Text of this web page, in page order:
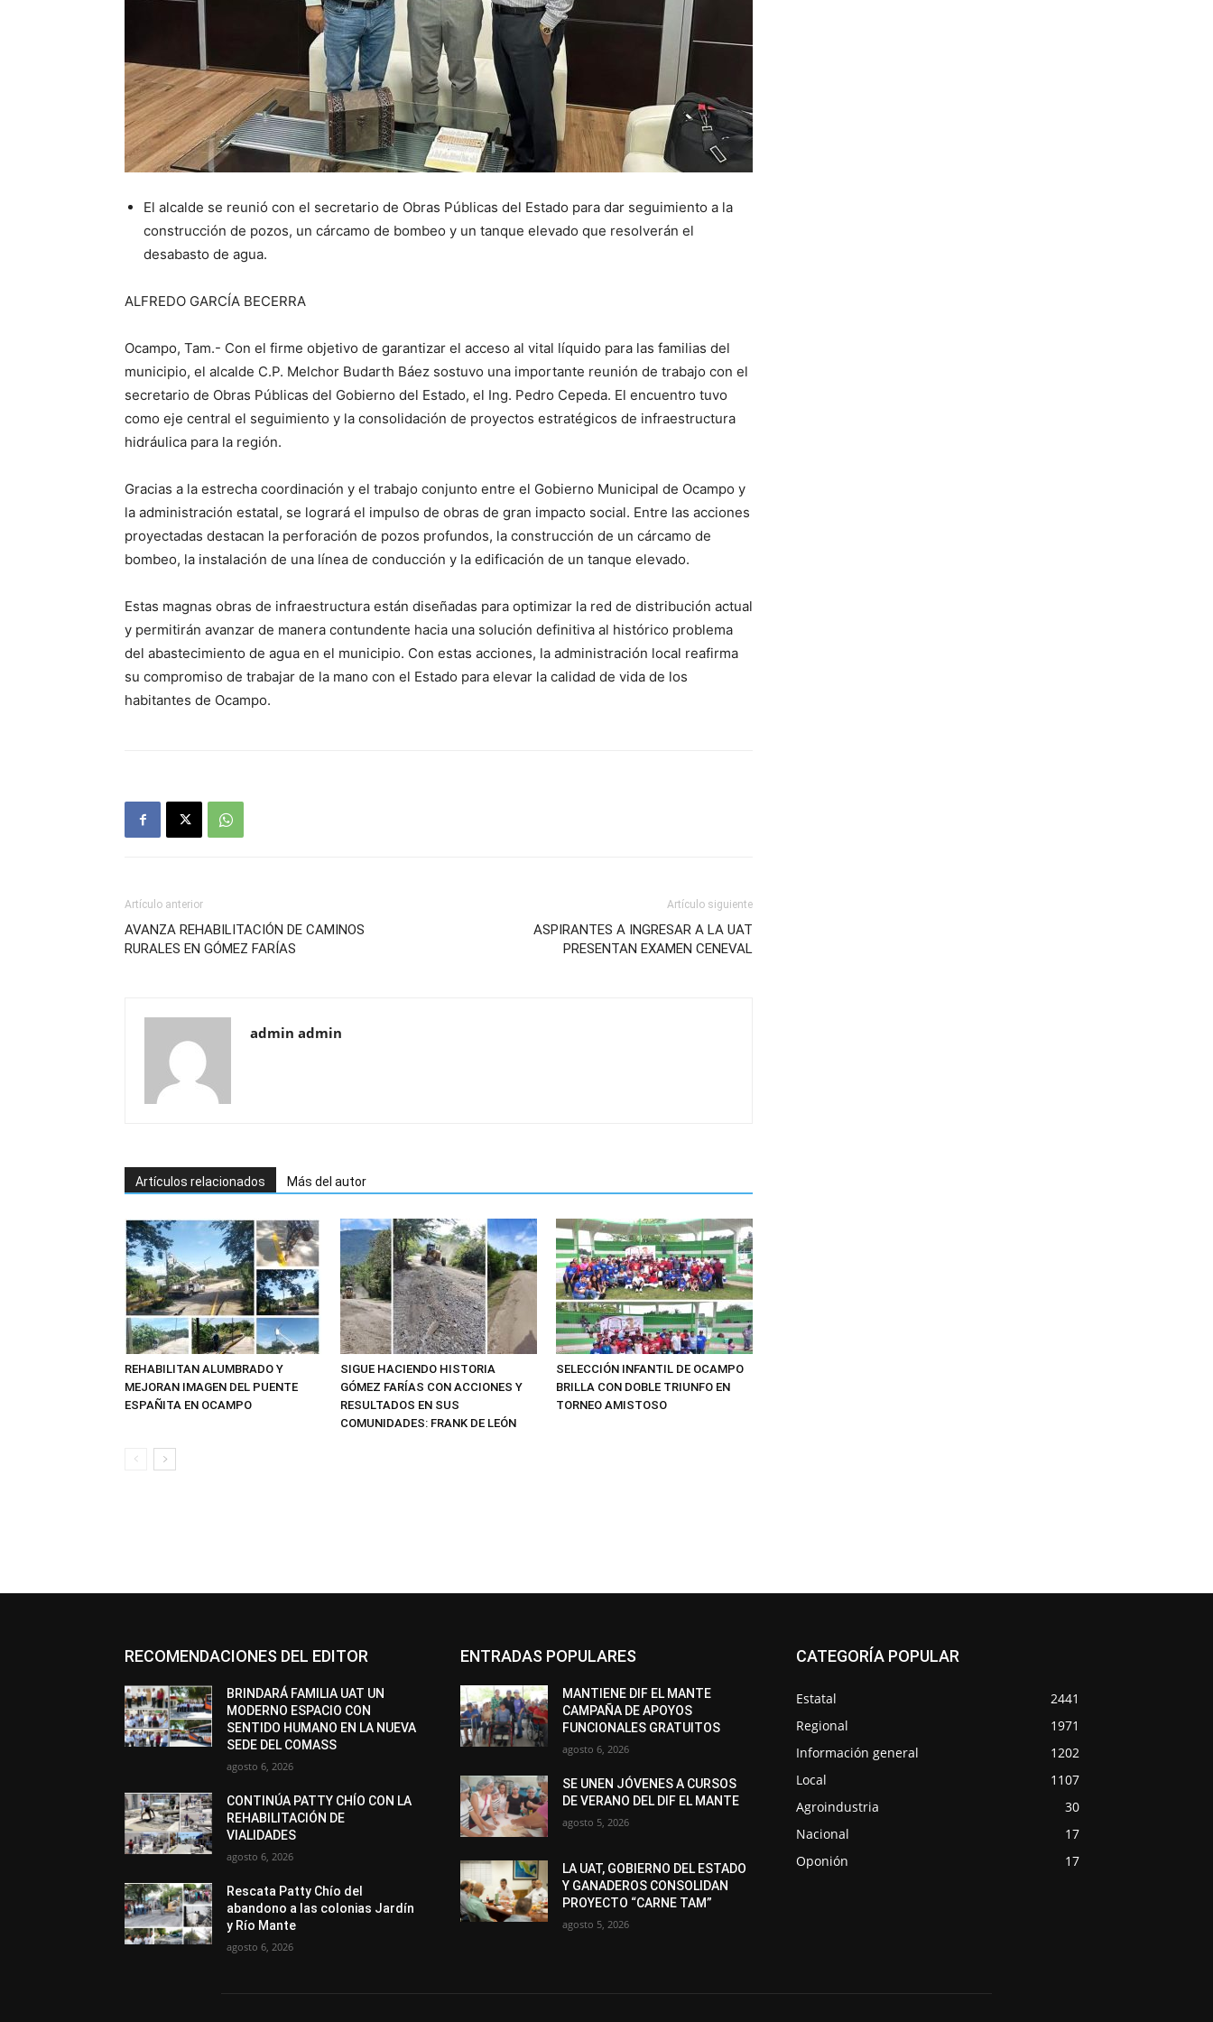
El alcalde se reunió con el secretario de Obras Públicas del Estado para dar seguimiento a la
construcción de pozos, un cárcamo de bombeo y un tanque elevado que resolverán el
desabasto de agua.
ALFREDO GARCÍA BECERRA
Ocampo, Tam.- Con el firme objetivo de garantizar el acceso al vital líquido para las familias del
municipio, el alcalde C.P. Melchor Budarth Báez sostuvo una importante reunión de trabajo con el
secretario de Obras Públicas del Gobierno del Estado, el Ing. Pedro Cepeda. El encuentro tuvo
como eje central el seguimiento y la consolidación de proyectos estratégicos de infraestructura
hidráulica para la región.
Gracias a la estrecha coordinación y el trabajo conjunto entre el Gobierno Municipal de Ocampo y
la administración estatal, se logrará el impulso de obras de gran impacto social. Entre las acciones
proyectadas destacan la perforación de pozos profundos, la construcción de un cárcamo de
bombeo, la instalación de una línea de conducción y la edificación de un tanque elevado.
Estas magnas obras de infraestructura están diseñadas para optimizar la red de distribución actual
y permitirán avanzar de manera contundente hacia una solución definitiva al histórico problema
del abastecimiento de agua en el municipio. Con estas acciones, la administración local reafirma
su compromiso de trabajar de la mano con el Estado para elevar la calidad de vida de los
habitantes de Ocampo.
Artículo anterior
AVANZA REHABILITACIÓN DE CAMINOS
RURALES EN GÓMEZ FARÍAS
Artículo siguiente
ASPIRANTES A INGRESAR A LA UAT
PRESENTAN EXAMEN CENEVAL
admin admin
Artículos relacionados Más del autor
REHABILITAN ALUMBRADO Y
MEJORAN IMAGEN DEL PUENTE
ESPAÑITA EN OCAMPO
SIGUE HACIENDO HISTORIA
GÓMEZ FARÍAS CON ACCIONES Y
RESULTADOS EN SUS
COMUNIDADES: FRANK DE LEÓN
SELECCIÓN INFANTIL DE OCAMPO
BRILLA CON DOBLE TRIUNFO EN
TORNEO AMISTOSO
RECOMENDACIONES DEL EDITOR
BRINDARÁ FAMILIA UAT UN
MODERNO ESPACIO CON
SENTIDO HUMANO EN LA NUEVA
SEDE DEL COMASS
agosto 6, 2026
CONTINÚA PATTY CHÍO CON LA
REHABILITACIÓN DE
VIALIDADES
agosto 6, 2026
Rescata Patty Chío del
abandono a las colonias Jardín
y Río Mante
agosto 6, 2026
ENTRADAS POPULARES
MANTIENE DIF EL MANTE
CAMPAÑA DE APOYOS
FUNCIONALES GRATUITOS
agosto 6, 2026
SE UNEN JÓVENES A CURSOS
DE VERANO DEL DIF EL MANTE
agosto 5, 2026
LA UAT, GOBIERNO DEL ESTADO
Y GANADEROS CONSOLIDAN
PROYECTO “CARNE TAM”
agosto 5, 2026
CATEGORÍA POPULAR
Estatal
2441
Regional
1971
Información general
1202
Local
1107
Agroindustria
30
Nacional
17
Oponión
17